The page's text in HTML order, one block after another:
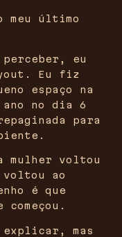
meu último
perceber, eu
Eu fiz
espaço na
no dia 6
para
mulher voltou
voltou ao
é que
explicar, mas